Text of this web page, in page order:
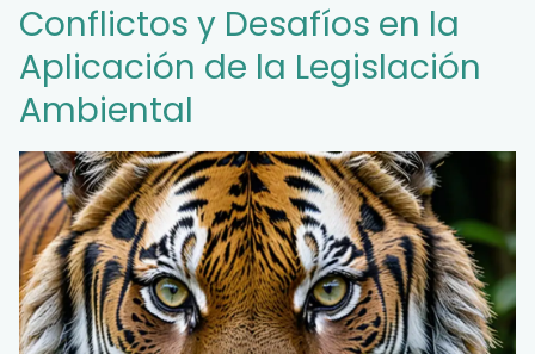
Conflictos y Desafíos en la
Aplicación de la Legislación
Ambiental